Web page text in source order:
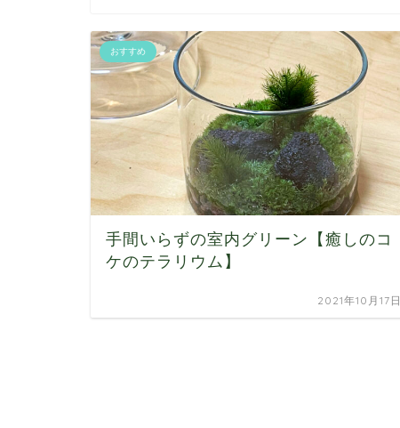
おすすめ
手間いらずの室内グリーン【癒しのコ
ケのテラリウム】
2021年10月17日